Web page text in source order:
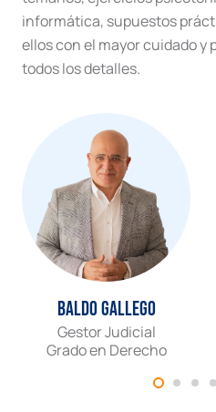
informática, supuestos
ellos con el mayor cuidado y
todos los detalles.
Baldo Gallego
Gestor Judicial
Grado en Derecho